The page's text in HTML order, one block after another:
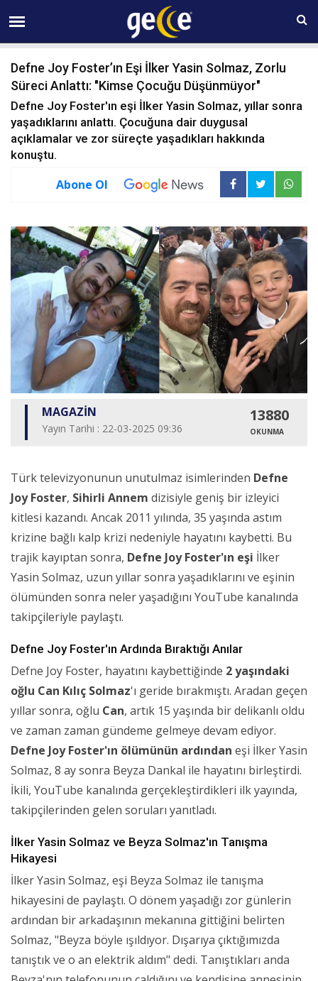
07 AĞUSTOS Cuma 19:20
Defne Joy Foster’ın Eşi İlker Yasin Solmaz, Zorlu
Süreci Anlattı: "Kimse Çocuğu Düşünmüyor"
Defne Joy Foster'ın eşi İlker Yasin Solmaz, yıllar sonra
yaşadıklarını anlattı. Çocuğuna dair duygusal
açıklamalar ve zor süreçte yaşadıkları hakkında
konuştu.
Abone Ol
MAGAZİN
Yayın Tarihi : 22-03-2025 09:36
13880
OKUNMA
Türk televizyonunun unutulmaz isimlerinden Defne
Joy Foster, Sihirli Annem dizisiyle geniş bir izleyici
kitlesi kazandı. Ancak 2011 yılında, 35 yaşında astım
krizine bağlı kalp krizi nedeniyle hayatını kaybetti. Bu
trajik kayıptan sonra, Defne Joy Foster'ın eşi İlker
Yasin Solmaz, uzun yıllar sonra yaşadıklarını ve eşinin
ölümünden sonra neler yaşadığını YouTube kanalında
takipçileriyle paylaştı.
Defne Joy Foster'ın Ardında Bıraktığı Anılar
Defne Joy Foster, hayatını kaybettiğinde 2 yaşındaki
oğlu Can Kılıç Solmaz'ı geride bırakmıştı. Aradan geçen
yıllar sonra, oğlu Can, artık 15 yaşında bir delikanlı oldu
ve zaman zaman gündeme gelmeye devam ediyor.
Defne Joy Foster'ın ölümünün ardından eşi İlker Yasin
Solmaz, 8 ay sonra Beyza Dankal ile hayatını birleştirdi.
İkili, YouTube kanalında gerçekleştirdikleri ilk yayında,
takipçilerinden gelen soruları yanıtladı.
İlker Yasin Solmaz ve Beyza Solmaz'ın Tanışma
Hikayesi
İlker Yasin Solmaz, eşi Beyza Solmaz ile tanışma
hikayesini de paylaştı. O dönem yaşadığı zor günlerin
ardından bir arkadaşının mekanına gittiğini belirten
Solmaz, "Beyza böyle ışıldıyor. Dışarıya çıktığımızda
tanıştık ve o an elektrik aldım" dedi. Tanıştıkları anda